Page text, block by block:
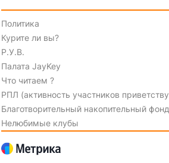
Политика
Курите ли вы?
Р.У.В.
Палата JayKey
Что читаем ?
РПЛ (активность участников
Благотворительный накопительный фонд
Нелюбимые клубы